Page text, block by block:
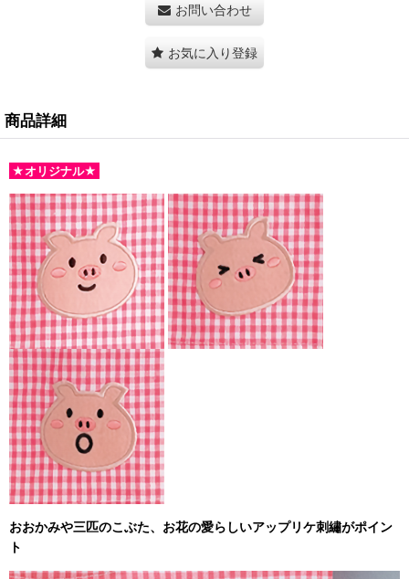
お問い合わせ
お気に入り登録
商品詳細
★オリジナル★
おおかみや三匹のこぶた、お花の愛らしいアップリケ刺繡がポイン
ト